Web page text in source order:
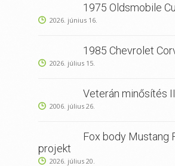
1975 Oldsmobile
2026. június 16.
1985 Chevrolet
2026. július 15.
Veterán minősítés II.
2006. július 26.
Fox body Mustang
projekt
2026. július 20.